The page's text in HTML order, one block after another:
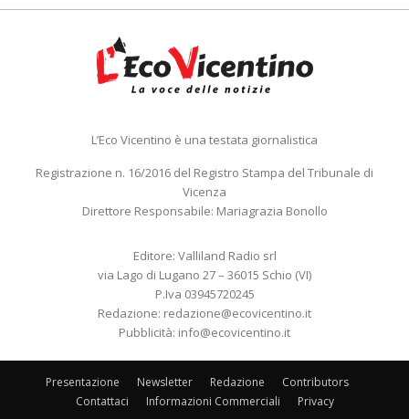
L’Eco Vicentino è una testata giornalistica
Registrazione n. 16/2016 del Registro Stampa del Tribunale di
Vicenza
Direttore Responsabile: Mariagrazia Bonollo
Editore: Valliland Radio srl
via Lago di Lugano 27 – 36015 Schio (VI)
P.Iva 03945720245
Redazione: redazione@ecovicentino.it
Pubblicità: info@ecovicentino.it
Presentazione Newsletter Redazione
Contributors
Contattaci
Informazioni Commerciali Privacy